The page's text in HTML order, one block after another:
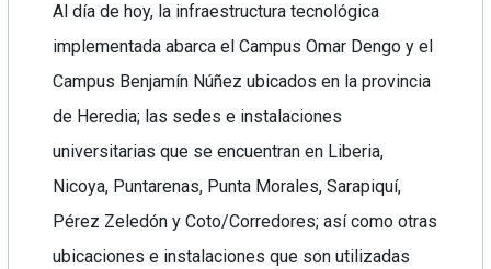
Al día de hoy, la infraestructura tecnológica
implementada abarca el Campus Omar Dengo y el
Campus Benjamín Núñez ubicados en la provincia
de Heredia; las sedes e instalaciones
universitarias que se encuentran en Liberia,
Nicoya, Puntarenas, Punta Morales, Sarapiquí,
Pérez Zeledón y Coto/Corredores; así como otras
ubicaciones e instalaciones que son utilizadas